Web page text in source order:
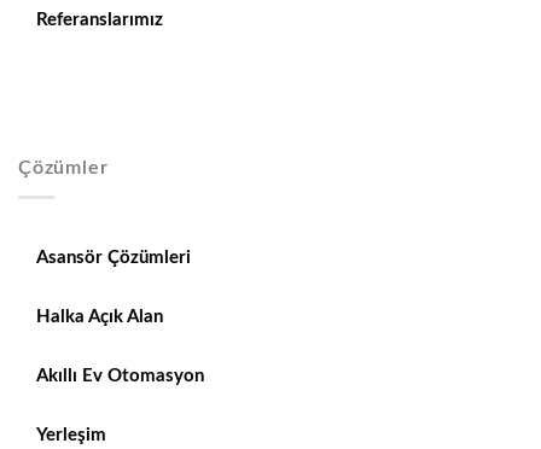
Referanslarımız
Çözümler
Asansör Çözümleri
Halka Açık Alan
Akıllı Ev Otomasyon
Yerleşim